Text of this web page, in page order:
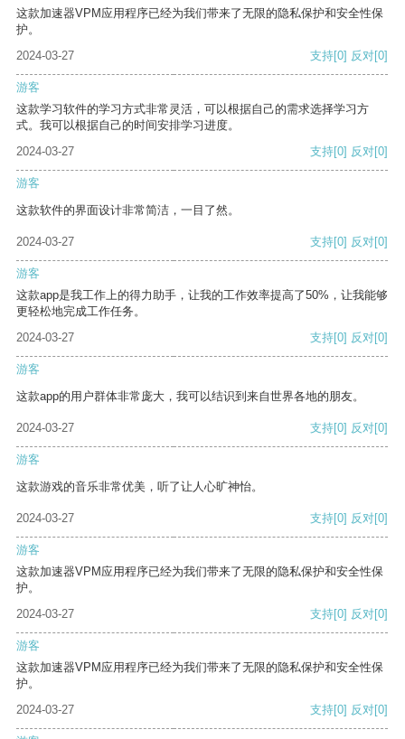
这款加速器VPM应用程序已经为我们带来了无限的隐私保护和安全性保
护。
2024-03-27
支持[0] 反对[0]
游客
这款学习软件的学习方式非常灵活，可以根据自己的需求选择学习方
式。我可以根据自己的时间安排学习进度。
2024-03-27
支持[0] 反对[0]
游客
这款软件的界面设计非常简洁，一目了然。
2024-03-27 支持[0] 反对[0]
游客
这款app是我工作上的得力助手，让我的工作效率提高了50%，让我能够
更轻松地完成工作任务。
2024-03-27
支持[0] 反对[0]
游客
这款app的用户群体非常庞大，我可以结识到来自世界各地的朋友。
2024-03-27 支持[0] 反对[0]
游客
这款游戏的音乐非常优美，听了让人心旷神怡。
2024-03-27 支持[0] 反对[0]
游客
这款加速器VPM应用程序已经为我们带来了无限的隐私保护和安全性保
护。
2024-03-27
支持[0] 反对[0]
游客
这款加速器VPM应用程序已经为我们带来了无限的隐私保护和安全性保
护。
2024-03-27
支持[0] 反对[0]